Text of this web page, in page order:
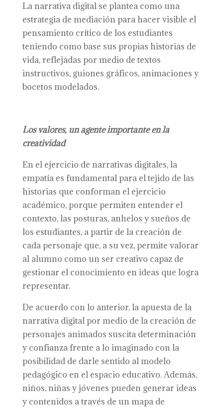
La narrativa digital se plantea como una
estrategia de mediación para hacer visible el
pensamiento crítico de los estudiantes
teniendo como base sus propias historias de
vida, reflejadas por medio de textos
instructivos, guiones gráficos, animaciones y
bocetos modelados.
Los valores, un agente importante en la
creatividad
En el ejercicio de narrativas digitales, la
empatía es fundamental para el tejido de las
historias que conforman el ejercicio
académico, porque permiten entender el
contexto, las posturas, anhelos y sueños de
los estudiantes, a partir de la creación de
cada personaje que, a su vez, permite valorar
al alumno como un ser creativo capaz de
gestionar el conocimiento en ideas que logra
representar.
De acuerdo con lo anterior, la apuesta de la
narrativa digital por medio de la creación de
personajes animados suscita determinación
y confianza frente a lo imaginado con la
posibilidad de darle sentido al modelo
pedagógico en el espacio educativo. Además,
niños, niñas y jóvenes pueden generar ideas
y contenidos a través de un mapa de